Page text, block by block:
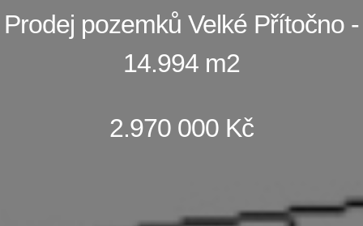
Prodej pozemků Velké Přítočno -
14.994 m2
2.970 000 Kč